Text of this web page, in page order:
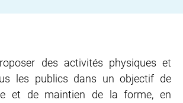
des activités physiques et
les publics dans un objectif de
et de maintien de la forme, en